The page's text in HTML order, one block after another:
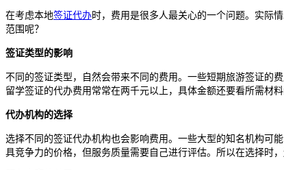
在考虑本地签证代办时，费用是很多人最关心的一个问题。实际
范围呢？
签证类型的影响
不同的签证类型，自然会带来不同的费用。一些短期旅游签证的
留学签证的代办费用常常在两千元以上，具体金额还要看所需材
代办机构的选择
选择不同的签证代办机构也会影响费用。一些大型的知名机构可
具竞争力的价格，但服务质量需要自己进行评估。所以在选择时